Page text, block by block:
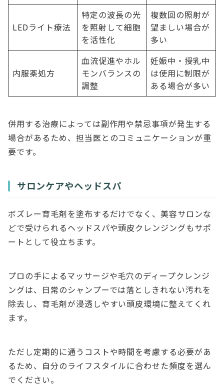
LEDライト療法
特定の波長の光
を照射して細胞
を活性化
複数回の照射が
望ましい場合が
多い
内服薬処方
血流促進やホル
モンバランスの
調整
妊娠中・授乳中
は使用に制限が
ある場合が多い
併用する治療によっては副作用や禁忌事項が発生する
場合があるため、担当医とのコミュニケーションが重
要です。
サロンケアやヘッドスパ
ボズレー育毛剤を塗布するだけでなく、美容サロンな
どで受けられるヘッドスパや頭皮クレンジングもサポ
ートとして役立ちます。
プロの手によるマッサージや毛穴のディープクレンジ
ングは、日常のシャンプーでは落としきれない汚れを
除去し、育毛剤が浸透しやすい頭皮環境に整えてくれ
ます。
ただし定期的に通うコストや時間を考慮する必要があ
るため、自分のライフスタイルに合わせた頻度を選ん
でください。